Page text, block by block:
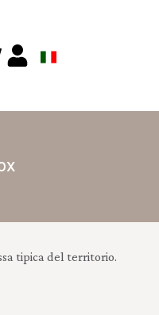
tipica del territorio.